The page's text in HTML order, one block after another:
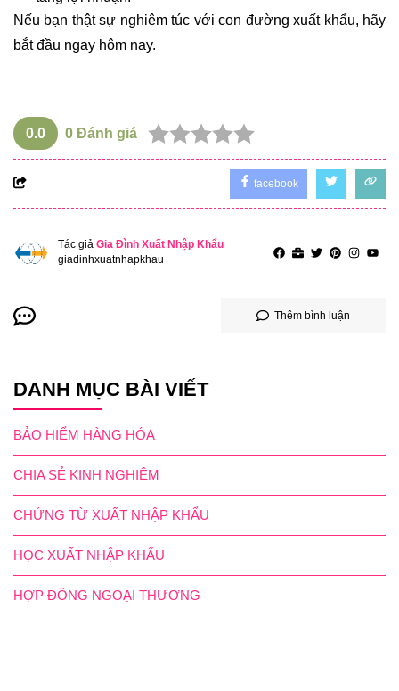
Nếu bạn thật sự nghiêm túc với con đường xuất khẩu, hãy
bắt đầu ngay hôm nay.
0.0 0 Đánh giá
facebook
Tác giả Gia Đình Xuất Nhập Khẩu
giadinhxuatnhapkhau
Thêm bình luận
DANH MỤC BÀI VIẾT
BẢO HIỂM HÀNG HÓA
CHIA SẺ KINH NGHIỆM
CHỨNG TỪ XUẤT NHẬP KHẨU
HỌC XUẤT NHẬP KHẨU
HỢP ĐỒNG NGOẠI THƯƠNG